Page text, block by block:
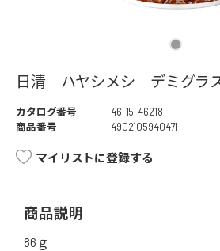
日清 ハヤシメシ デミグラ
カタログ番号
46-15-46218
商品番号
4902105940471
マイリストに登録する
商品説明
86ｇ